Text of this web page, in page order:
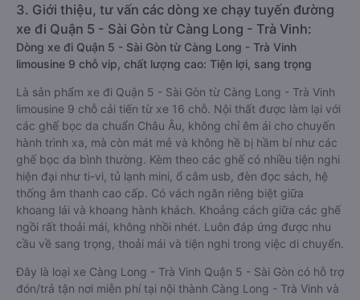
3. Giới thiệu, tư vấn các dòng xe chạy tuyến đường
xe đi Quận 5 - Sài Gòn từ Càng Long - Trà Vinh:
Dòng xe đi Quận 5 - Sài Gòn từ Càng Long - Trà Vinh
limousine 9 chỗ vip, chất lượng cao: Tiện lợi, sang trọng
Là sản phẩm xe đi Quận 5 - Sài Gòn từ Càng Long - Trà Vinh
limousine 9 chỗ cải tiến từ xe 16 chỗ. Nội thất được làm lại với
các ghế bọc da chuẩn Châu Âu, không chỉ êm ái cho chuyến
hành trình xa, mà còn mát mẻ và không hề bị hầm bí như các
ghế bọc da bình thường. Kèm theo các ghế có nhiều tiện nghi
hiện đại như ti-vi, tủ lạnh mini, ổ cắm usb, đèn đọc sách, hệ
thống âm thanh cao cấp. Có vách ngăn riêng biệt giữa
khoang lái và khoang hành khách. Khoảng cách giữa các ghế
ngồi rất thoải mái, không nhồi nhét. Luôn đáp ứng được nhu
cầu về sang trọng, thoải mái và tiện nghi trong việc di chuyển.
Đây là loại xe Càng Long - Trà Vinh Quận 5 - Sài Gòn có hỗ trợ
đón/trả tận nơi miễn phí tại nội thành Càng Long - Trà Vinh và